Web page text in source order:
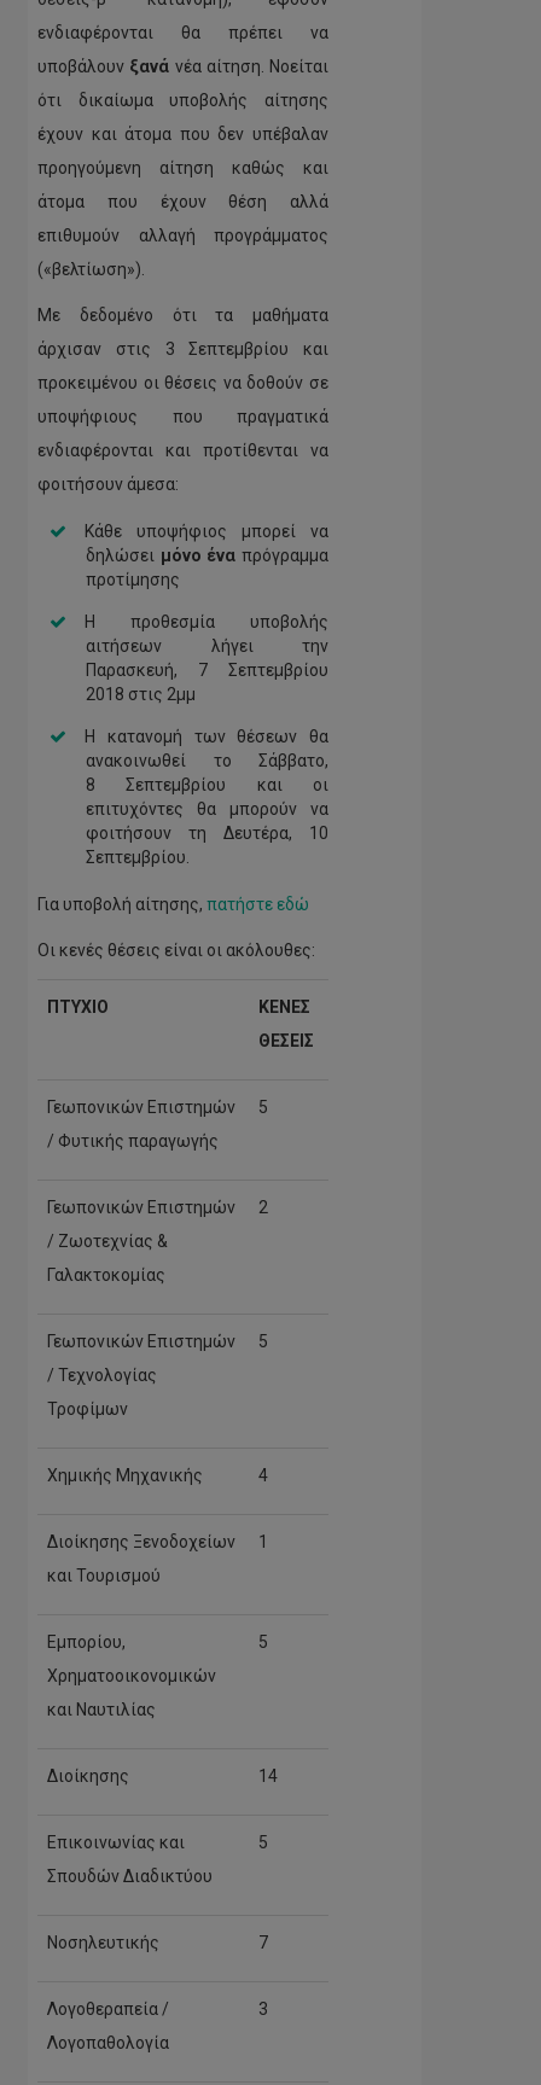
ενδιαφέρονται θα πρέπει να
υποβάλουν ξανά νέα αίτηση. Νοείται
ότι δικαίωμα υποβολής αίτησης
έχουν και άτομα που δεν υπέβαλαν
προηγούμενη αίτηση καθώς και
άτομα που έχουν θέση αλλά
επιθυμούν αλλαγή προγράμματος
(«βελτίωση»).
Με δεδομένο ότι τα μαθήματα
άρχισαν στις 3 Σεπτεμβρίου και
προκειμένου οι θέσεις να δοθούν σε
υποψήφιους που πραγματικά
ενδιαφέρονται και προτίθενται να
φοιτήσουν άμεσα:
Κάθε υποψήφιος μπορεί να
δηλώσει μόνο ένα πρόγραμμα
προτίμησης
Η προθεσμία υποβολής
αιτήσεων λήγει την
Παρασκευή, 7 Σεπτεμβρίου
2018 στις 2μμ
Η κατανομή των θέσεων θα
ανακοινωθεί το Σάββατο,
8 Σεπτεμβρίου και οι
επιτυχόντες θα μπορούν να
φοιτήσουν τη Δευτέρα, 10
Σεπτεμβρίου.
Για υποβολή αίτησης, πατήστε εδώ
Οι κενές θέσεις είναι οι ακόλουθες:
ΠΤΥΧΙΟ
ΚΕΝΕΣ
ΘΕΣΕΙΣ
Γεωπονικών Επιστημών
/ Φυτικής παραγωγής
5
Γεωπονικών Επιστημών
/ Ζωοτεχνίας &
Γαλακτοκομίας
2
Γεωπονικών Επιστημών
/ Τεχνολογίας
Τροφίμων
5
Χημικής Μηχανικής 4
Διοίκησης Ξενοδοχείων
και Τουρισμού
1
Εμπορίου,
Χρηματοοικονομικών
και Ναυτιλίας
5
Διοίκησης 14
Επικοινωνίας και
Σπουδών Διαδικτύου
5
Νοσηλευτικής 7
Λογοθεραπεία /
Λογοπαθολογία
3